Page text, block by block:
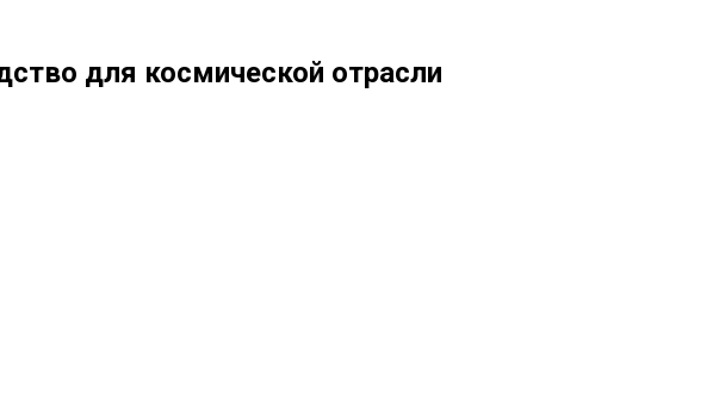
для космической отрасли